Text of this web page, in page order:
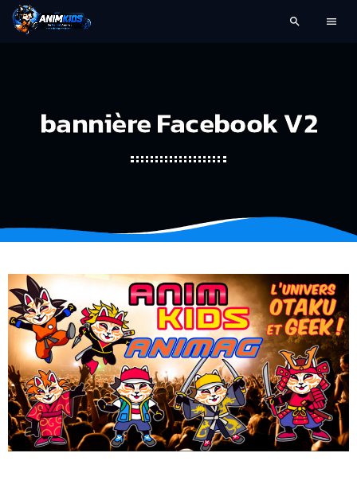
search menu
bannière Facebook V2